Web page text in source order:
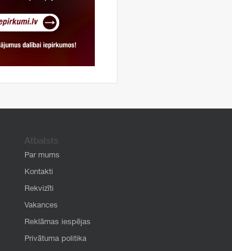
Atbalsts
Par mums
Kontakti
Rekvizīti
Vakances
Reklāmas iespējas
Privātuma politika